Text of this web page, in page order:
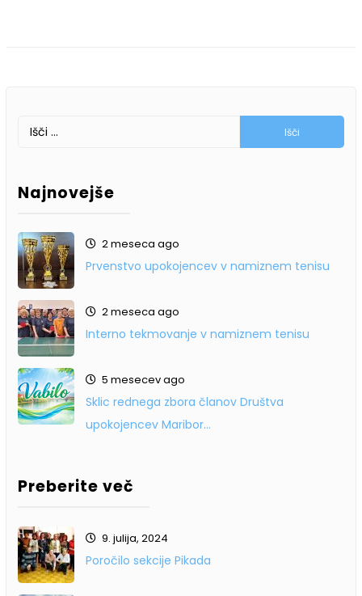
Najnovejše
2 meseca ago
Prvenstvo upokojencev v namiznem tenisu
2 meseca ago
Interno tekmovanje v namiznem tenisu
5 mesecev ago
Sklic rednega zbora članov Društva
upokojencev Maribor…
Preberite več
9. julija, 2024
Poročilo sekcije Pikada